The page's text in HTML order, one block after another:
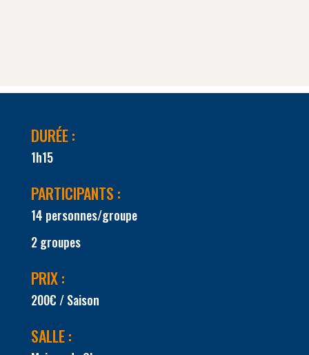
DURÉE :
1h15
PARTICIPANTS :
14 personnes/groupe
2 groupes
PRIX :
200€ / Saison
SALLE :